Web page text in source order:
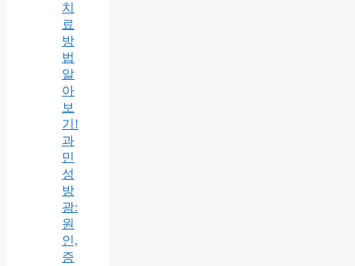
치
료
방
법
알
아
보
기!
과
민
성
방
광:
원
인,
증